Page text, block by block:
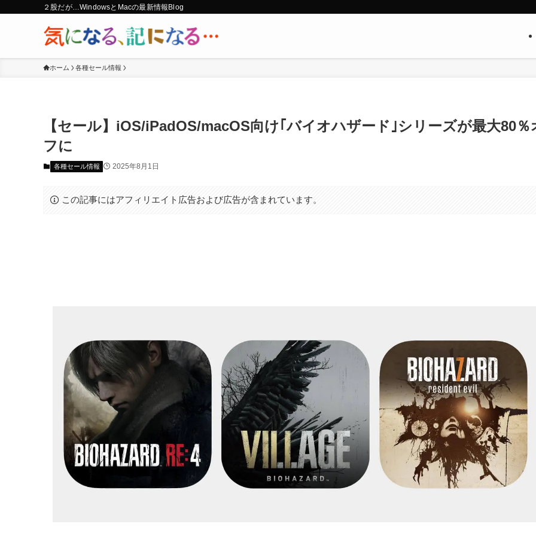
２股だが…WindowsとMacの最新情報Blog
ホーム 各種セール情報
【セール】iOS/iPadOS/macOS向け｢バイオハザード｣シリーズが最大80％
フに
各種セール情報 2025年8月1日
この記事にはアフィリエイト広告および広告が含まれています。